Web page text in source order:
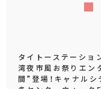
タイトーステーショ
湾夜市風お祭りエン
間”登場！キャナルシ